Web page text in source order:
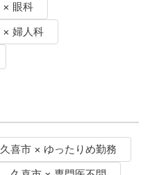
× 眼科
× 婦人科
久喜市 × ゆったりめ勤務